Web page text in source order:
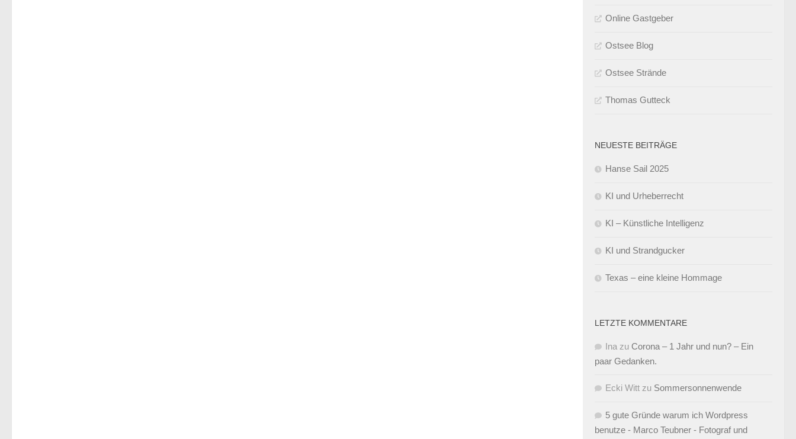
Online Gastgeber
Ostsee Blog
Ostsee Strände
Thomas Gutteck
NEUESTE BEITRÄGE
Hanse Sail 2025
KI und Urheberrecht
KI – Künstliche Intelligenz
KI und Strandgucker
Texas – eine kleine Hommage
LETZTE KOMMENTARE
Ina zu Corona – 1 Jahr und nun? – Ein
paar Gedanken.
Ecki Witt zu Sommersonnenwende
5 gute Gründe warum ich Wordpress
benutze - Marco Teubner - Fotograf und